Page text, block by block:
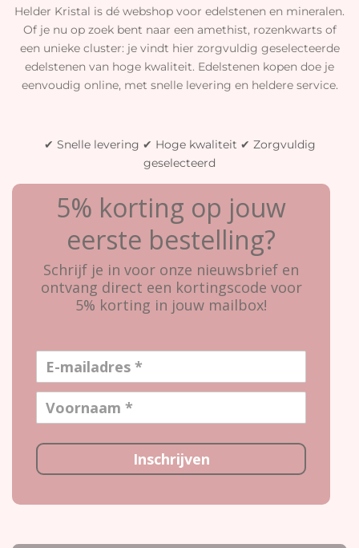
Helder Kristal is dé webshop voor edelstenen en mineralen.
Of je nu op zoek bent naar een amethist, rozenkwarts of
een unieke cluster: je vindt hier zorgvuldig geselecteerde
edelstenen van hoge kwaliteit. Edelstenen kopen doe je
eenvoudig online, met snelle levering en heldere service.
✔ Snelle levering ✔ Hoge kwaliteit ✔ Zorgvuldig
geselecteerd
5% korting op jouw
eerste bestelling?
Schrijf je in voor onze nieuwsbrief en
ontvang direct een kortingscode voor
5% korting in jouw mailbox!
Inschrijven